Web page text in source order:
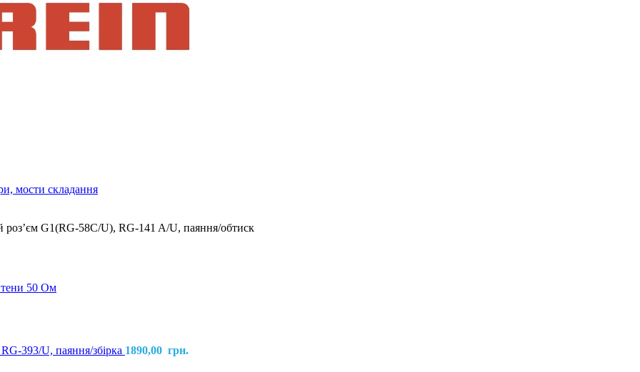
мости складання
50 Ом
роз’єм G1(RG-58C/U), RG-141 A/U, паяння/обтиск
393/U, паяння/збірка 1890,00 грн.